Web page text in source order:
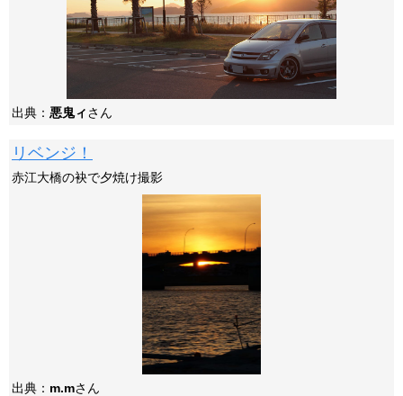
出典： 悪鬼ィさん
リベンジ！
赤江大橋の袂で夕焼け撮影
出典： m.mさん